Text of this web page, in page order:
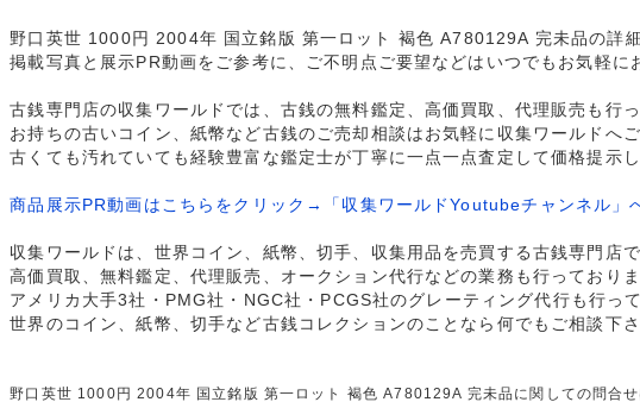
野口英世 1000円 2004年 国立銘版 第一ロット 褐色 A780129A 完未品の詳細
掲載写真と展示PR動画をご参考に、ご不明点ご要望などはいつでもお気軽に
古銭専門店の収集ワールドでは、古銭の無料鑑定、高価買取、代理販売も行っ
お持ちの古いコイン、紙幣など古銭のご売却相談はお気軽に収集ワールドへご
古くても汚れていても経験豊富な鑑定士が丁寧に一点一点査定して価格提示し
商品展示PR動画はこちらをクリック→「収集ワールドYoutubeチャンネル」
収集ワールドは、世界コイン、紙幣、切手、収集用品を売買する古銭専門店で
高価買取、無料鑑定、代理販売、オークション代行などの業務も行っておりま
アメリカ大手3社・PMG社・NGC社・PCGS社のグレーティング代行も行って
世界のコイン、紙幣、切手など古銭コレクションのことなら何でもご相談下さ
野口英世 1000円 2004年 国立銘版 第一ロット 褐色 A780129A 完未品に関しての問合せ